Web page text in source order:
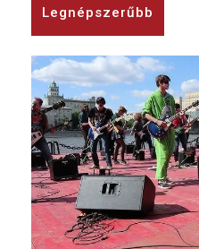
Legnépszerűbb